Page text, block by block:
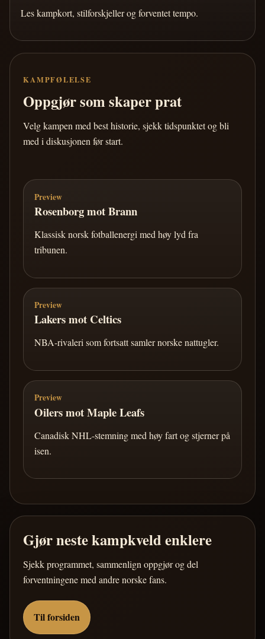
Les kampkort, stilforskjeller og forventet tempo.
KAMPFØLELSE
Oppgjør som skaper prat
Velg kampen med best historie, sjekk tidspunktet og bli
med i diskusjonen før start.
Preview
Rosenborg mot Brann
Klassisk norsk fotballenergi med høy lyd fra
tribunen.
Preview
Lakers mot Celtics
NBA-rivaleri som fortsatt samler norske nattugler.
Preview
Oilers mot Maple Leafs
Canadisk NHL-stemning med høy fart og stjerner på
isen.
Gjør neste kampkveld enklere
Sjekk programmet, sammenlign oppgjør og del
forventningene med andre norske fans.
Til forsiden